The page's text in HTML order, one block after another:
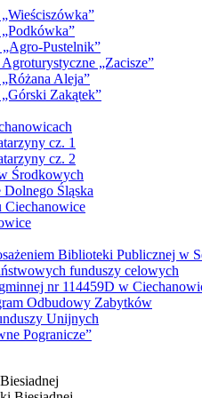
Pustelnik”
„Zacisze”
Aleja”
Zakątek”
cz. 1
cz. 2
Środkowych
Śląska
Ciechanowice
Biblioteki Publicznej w
funduszy celowych
nr 114459D w
Odbudowy Zabytków
Unijnych
Pogranicze”